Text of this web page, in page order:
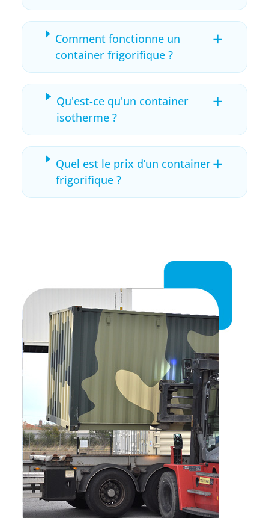
Comment fonctionne un
container frigorifique ?
+
Qu'est-ce qu'un container
isotherme ?
+
Quel est le prix d’un container
frigorifique ?
+